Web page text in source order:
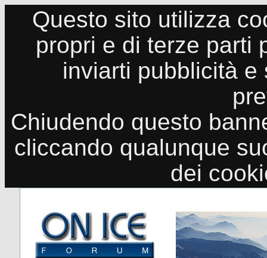
Questo sito utilizza
propri e di terze parti
inviarti pubblicità
Chiudendo questo
cliccando qualunque
dei